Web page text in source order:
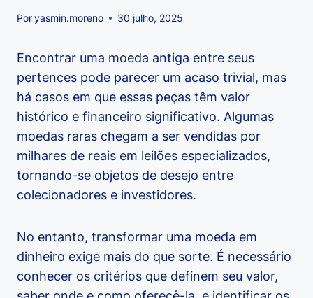
Poryasmin.moreno 30 julho, 2025
Encontrar uma moeda antiga entre seus
pertences pode parecer um acaso trivial, mas
há casos em que essas peças têm valor
histórico e financeiro significativo. Algumas
moedas raras chegam a ser vendidas por
milhares de reais em leilões especializados,
tornando-se objetos de desejo entre
colecionadores e investidores.
No entanto, transformar uma moeda em
dinheiro exige mais do que sorte. É necessário
conhecer os critérios que definem seu valor,